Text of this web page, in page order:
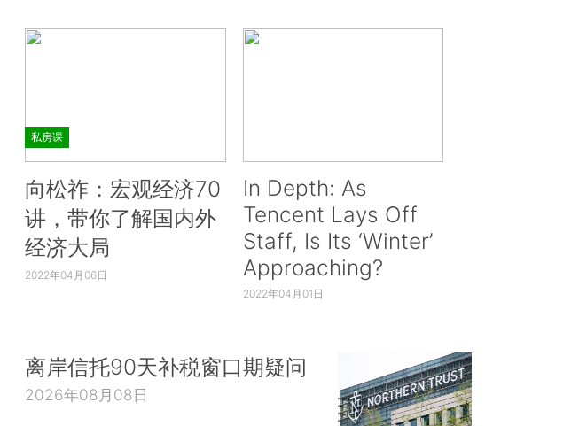
私房课
向松祚：宏观经济70
讲，带你了解国内外
经济大局
2022年04月06日
In Depth: As
Tencent Lays Off
Staff, Is Its ‘Winter’
Approaching?
2022年04月01日
离岸信托90天补税窗口期疑问
2026年08月08日